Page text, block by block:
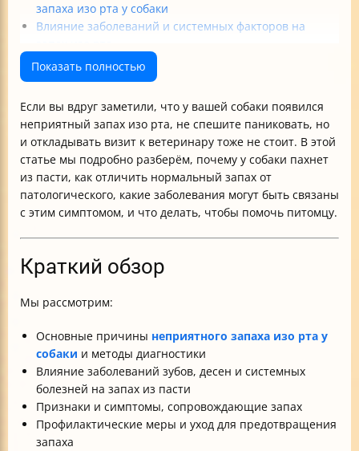
запаха изо рта у собаки
Влияние заболеваний и системных факторов на
Признаки и симптомы, сопровождающие
неприятный запах
изо рта
Когда и как обращаться к ветеринару
Итог: что делать владельцу?
Таблица основных причин запаха изо рта у собак и
сопутствующие симптомы
Показать полностью
Если вы вдруг заметили, что у вашей собаки появился
неприятный запах изо рта, не спешите паниковать, но
и откладывать визит к ветеринару тоже не стоит. В этой
статье мы подробно разберём, почему у собаки пахнет
из пасти, как отличить нормальный запах от
патологического, какие заболевания могут быть связаны
с этим симптомом, и что делать, чтобы помочь питомцу.
Краткий обзор
Мы рассмотрим:
Основные причины неприятного запаха изо рта у
собаки и методы диагностики
Влияние заболеваний зубов, десен и системных
болезней на запах из пасти
Признаки и симптомы, сопровождающие запах
Профилактические меры и уход для предотвращения
запаха